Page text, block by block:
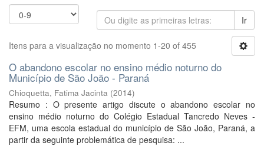
Ir
Itens para a visualização no momento 1-20 of 455
O abandono escolar no ensino médio noturno do
Município de São João - Paraná
Chioquetta, Fatima Jacinta (2014)
Resumo : O presente artigo discute o abandono escolar no
ensino médio noturno do Colégio Estadual Tancredo Neves -
EFM, uma escola estadual do município de São João, Paraná, a
partir da seguinte problemática de pesquisa: ...